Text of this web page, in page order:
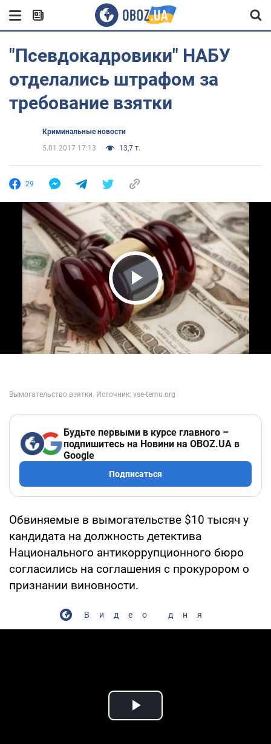
"Псевдокадровики" НАБУ
отделались штрафом за
требование взятки
Криминальные новости
5.01.2017 17:13
13,7 т.
29
Play Video
Будьте первыми в курсе главного –
подпишитесь на Новини на OBOZ.UA в
Google
Подписаться
Обвиняемые в вымогательстве $10 тысяч у
кандидата на должность детектива
Национального антикоррупционного бюро
согласились на соглашения с прокурором о
признании виновности.
Видео дня
Play Video